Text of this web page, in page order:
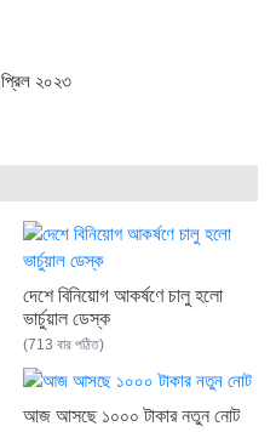
২০২৩
দেশে বিনিয়োগ আকর্ষণে চালু হলো
ভার্চুয়াল ডেস্ক
(713 বার পঠিত)
আজ আসছে ১০০০ টাকার নতুন নোট